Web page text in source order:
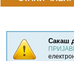
Сакаш